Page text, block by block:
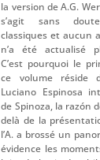
la version de A.G.
s’agit sans
classiques et aucun
n’a été actualisé
C’est pourquoi le
ce volume réside
Luciano Espinosa
de Spinoza, la razón
delà de la
l’A. a brossé un
évidence les